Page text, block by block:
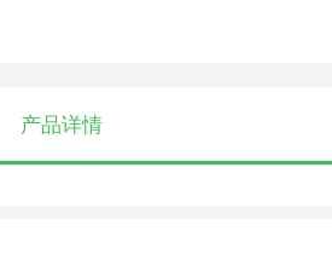
产品详情